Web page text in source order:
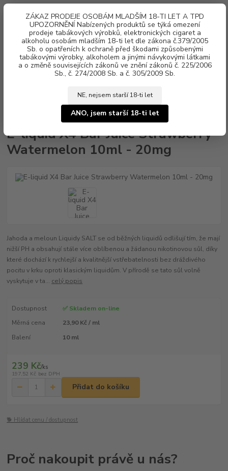
ZÁKAZ PRODEJE OSOBÁM MLADŠÍM 18-TI LET A TPD
UPOZORNĚNÍ Nabízených produktů se týká omezení
prodeje tabákových výrobků, elektronických cigaret a
alkoholu osobám mladším 18-ti let dle zákona č.379/2005
Sb. o opatřeních k ochraně před škodami způsobenými
tabákovými výrobky, alkoholem a jinými návykovými látkami
a o změně souvisejících zákonů ve znění zákonů č. 225/2006
Sb., č. 274/2008 Sb. a č. 305/2009 Sb.
NE, nejsem starší 18-ti let
ANO, jsem starší 18-ti let
Menu
za0 Kč
Juice Strawberry Watermelon 10ml - 20mg
E-liquid X4 Bar Juice Strawberry
Watermelon 10ml - 20mg
Jahoda a meloun Liquidy SALT se od běžných liquidů odlišují tím, že mají
nižší PH a obsahují stále více oblíbenou a žádanou nikotinovou sůl, díky
které dochází k rychlejší a kvalitnější vstřebatelnosti bez dráždivého
pocitu v krku oproti klasickým liquidům. V přírodě se tato sůl volně
vyskytuje v ta... celý popis
Dostupnost
✅ Skladem on-line
Měrná cena
23,90 Kč / ml
Balení
10 ml
239 Kč/ks
197,52 Kč bez DPH
Přidat do košíku
🐕 Hlídat cenu / dostupnost